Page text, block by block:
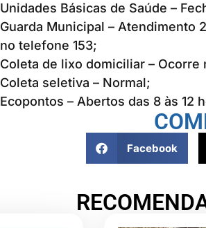
Unidades Básicas de Saúde –
Guarda Municipal – Atendimento
no telefone 153;
Coleta de lixo domiciliar – Ocorre
Coleta seletiva – Normal;
Ecopontos – Abertos das 8 às 12
Facebook